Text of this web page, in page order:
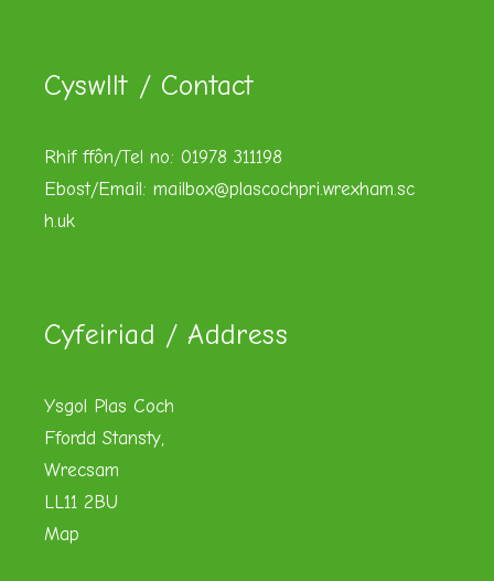
Cyswllt / Contact
Rhif ffôn/Tel no: 01978 311198
Ebost/Email: mailbox@plascochpri.wrexham.sc
h.uk
Cyfeiriad / Address
Ysgol Plas Coch
Ffordd Stansty,
Wrecsam
LL11 2BU
Map